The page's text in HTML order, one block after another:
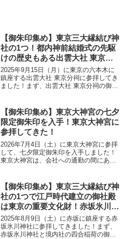
【御朱印集め】東京三大縁結び神
社の1つ！都内神前結婚式の先駆
けの歴史もある出雲大社 東京分
祠へ参拝してきた！
2025年9月15日（月）に東京の六本木に
鎮座する出雲大社 東京分祠に参拝してき
ました！まず、出雲大社 東京分祠の御祭
しのおおかみ） table tr td:nth-...
【御朱印集め】東京大神宮の七夕
限定御朱印を入手！東京大神宮に
参拝してきた！
2026年7月4日（土）に東京大神宮に参拝
して、七夕限定御朱印を入手しました！
東京大神宮は、会社への通勤の間にあり
仕事が早く終わったので帰りに参拝しま
した。その際に、...
【御朱印集め】東京三大縁結び神
社の1つで江戸時代建立の御社殿
は東京の重要文化財！赤坂氷川神
社へ参拝してきた！
2025年8月9日（土）に赤坂に鎮座する赤
坂氷川神社に参拝してきました！まず、
赤坂氷川神社と境内社の四合稲荷の御祭